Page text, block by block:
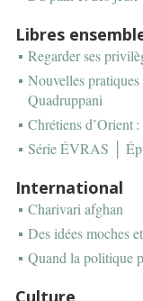
Libres
Regarder ses
Nouvelles
Quadruppani
Chrétiens d’Orient
Série ÉVRAS │
International
Charivari afghan
Des idées moches
Quand la politique
Culture